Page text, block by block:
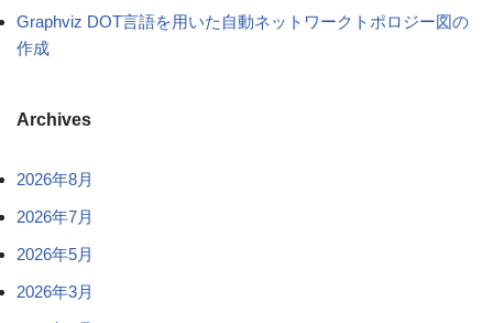
Graphviz DOT言語を用いた自動ネットワークトポロジー図の
作成
Archives
2026年8月
2026年7月
2026年5月
2026年3月